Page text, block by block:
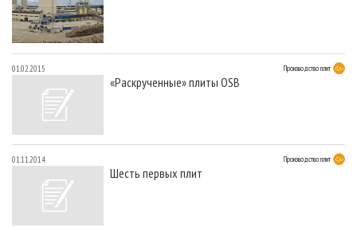
01.02.2015 Производство плит
«Раскрученные» плиты OSB
01.11.2014 Производство плит
Шесть первых плит